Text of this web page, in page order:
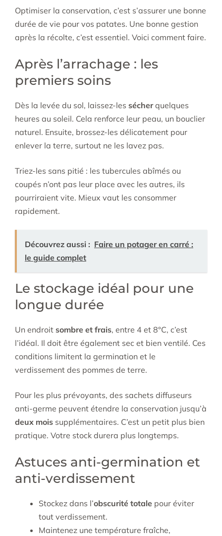
Optimiser la conservation, c’est s’assurer une bonne
durée de vie pour vos patates. Une bonne gestion
après la récolte, c’est essentiel. Voici comment faire.
Après l’arrachage : les
premiers soins
Dès la levée du sol, laissez-les sécherquelques
heures au soleil. Cela renforce leur peau, un bouclier
naturel. Ensuite, brossez-les délicatement pour
enlever la terre, surtout ne les lavez pas.
Triez-les sans pitié : les tubercules abîmés ou
coupés n’ont pas leur place avec les autres, ils
pourriraient vite. Mieux vaut les consommer
rapidement.
Découvrez aussi : Faire un potager en carré :
le guide complet
Le stockage idéal pour une
longue durée
Un endroit sombre et frais, entre 4 et 8°C, c’est
l’idéal. Il doit être également sec et bien ventilé. Ces
conditions limitent la germination et le
verdissement des pommes de terre.
Pour les plus prévoyants, des sachets diffuseurs
anti-germe peuvent étendre la conservation jusqu’à
deux mois supplémentaires. C’est un petit plus bien
pratique. Votre stock durera plus longtemps.
Astuces anti-germination et
anti-verdissement
Stockez dans l’obscurité totale pour éviter
tout verdissement.
Maintenez une température fraîche,